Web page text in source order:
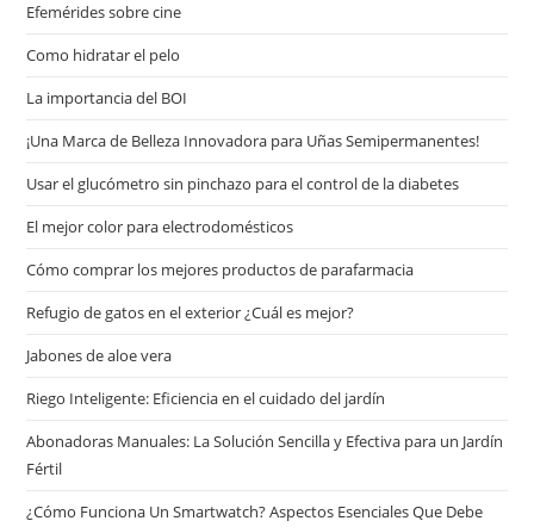
Efemérides sobre cine
Сomo hidratar el pelo
La importancia del BOI
¡Una Marca de Belleza Innovadora para Uñas Semipermanentes!
Usar el glucómetro sin pinchazo para el control de la diabetes
El mejor color para electrodomésticos
Cómo comprar los mejores productos de parafarmacia
Refugio de gatos en el exterior ¿Cuál es mejor?
Jabones de aloe vera
Riego Inteligente: Eficiencia en el cuidado del jardín
Abonadoras Manuales: La Solución Sencilla y Efectiva para un Jardín
Fértil
¿Cómo Funciona Un Smartwatch? Aspectos Esenciales Que Debe